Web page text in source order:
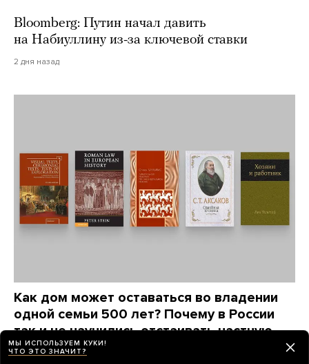
Bloomberg: Путин начал давить
на Набиуллину из-за ключевой ставки
2 дня назад
Как дом может оставаться во владении
одной семьи 500 лет? Почему в России
так и не научились отстаивать частную
собственность?
МЫ ИСПОЛЬЗУЕМ КУКИ!
ЧТО ЭТО ЗНАЧИТ?